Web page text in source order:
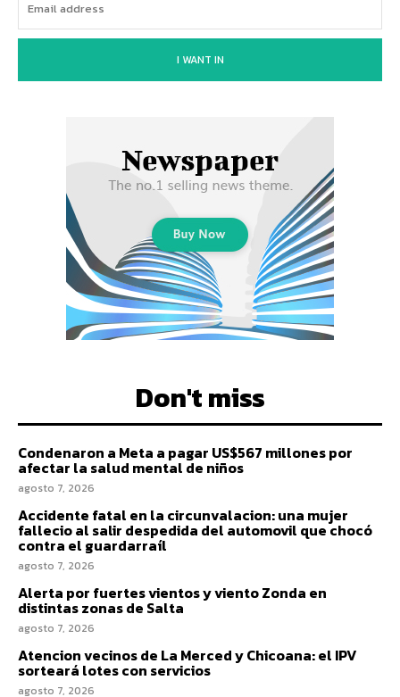
I WANT IN
Don't miss
Condenaron a Meta a pagar US$567 millones por
afectar la salud mental de niños
agosto 7, 2026
Accidente fatal en la circunvalacion: una mujer
fallecio al salir despedida del automovil que chocó
contra el guardarraíl
agosto 7, 2026
Alerta por fuertes vientos y viento Zonda en
distintas zonas de Salta
agosto 7, 2026
Atencion vecinos de La Merced y Chicoana: el IPV
sorteará lotes con servicios
agosto 7, 2026